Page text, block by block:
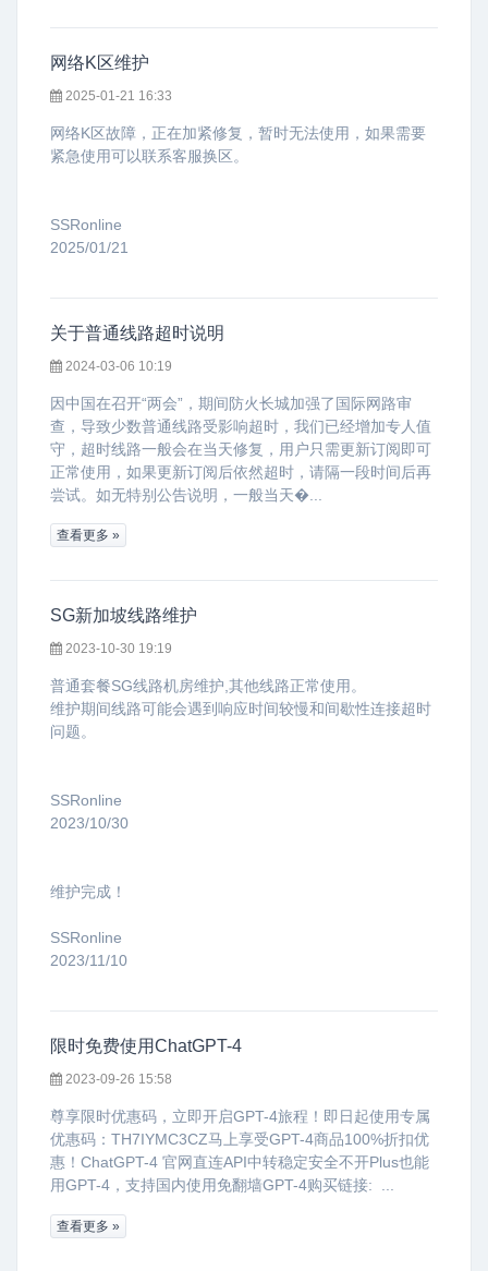
网络K区维护
2025-01-21 16:33
网络K区故障，正在加紧修复，暂时无法使用，如果需要
紧急使用可以联系客服换区。
SSRonline
2025/01/21
关于普通线路超时说明
2024-03-06 10:19
因中国在召开“两会”，期间防火长城加强了国际网路审
查，导致少数普通线路受影响超时，我们已经增加专人值
守，超时线路一般会在当天修复，用户只需更新订阅即可
正常使用，如果更新订阅后依然超时，请隔一段时间后再
尝试。如无特别公告说明，一般当天�...
查看更多 »
SG新加坡线路维护
2023-10-30 19:19
普通套餐SG线路机房维护,其他线路正常使用。
维护期间线路可能会遇到响应时间较慢和间歇性连接超时
问题。
SSRonline
2023/10/30
维护完成！
SSRonline
2023/11/10
限时免费使用ChatGPT-4
2023-09-26 15:58
尊享限时优惠码，立即开启GPT-4旅程！即日起使用专属
优惠码：TH7IYMC3CZ马上享受GPT-4商品100%折扣优
惠！ChatGPT-4 官网直连API中转稳定安全不开Plus也能
用GPT-4，支持国内使用免翻墙GPT-4购买链接: ...
查看更多 »